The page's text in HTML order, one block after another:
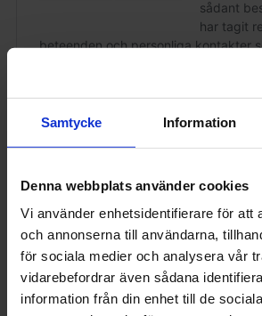
Samtycke Information
Denna webbplats använder cookies
Vi använder enhetsidentifierare för att
och annonserna till användarna,
för sociala medier och analysera vår
vidarebefordrar även sådana
information från din enhet till de
Plats 14: